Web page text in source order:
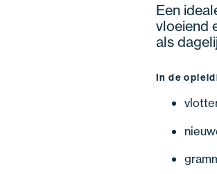
Een
vloeiend
als
In de